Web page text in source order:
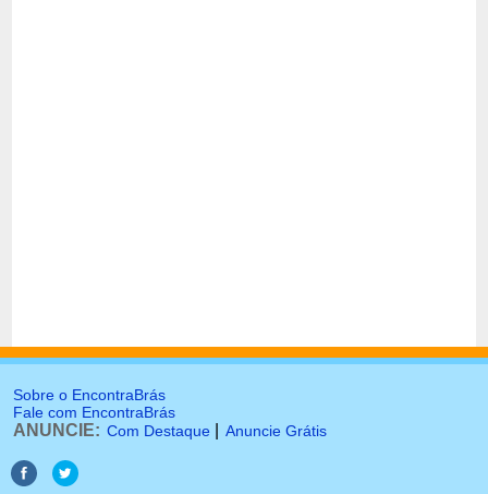
Sobre o EncontraBrás
Fale com EncontraBrás
ANUNCIE: Com Destaque Anuncie Grátis